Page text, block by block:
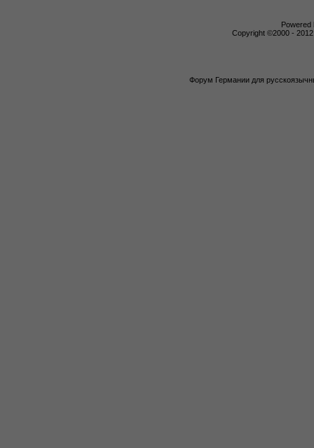
Powered
Copyright ©2000 -
Форум Германии для